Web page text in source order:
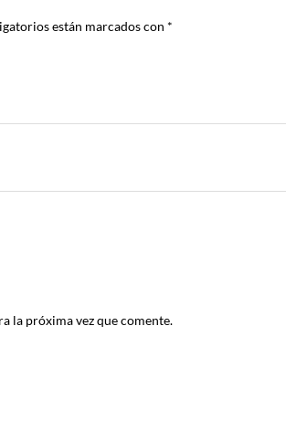
están marcados con *
la próxima vez que comente.